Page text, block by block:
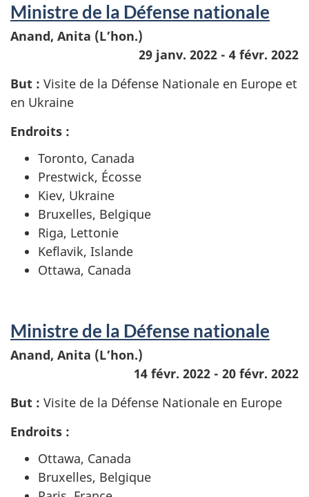
Ministre de la Défense nationale
Anand, Anita (L’hon.)
29 janv. 2022 - 4 févr. 2022
But : Visite de la Défense Nationale en Europe et
en Ukraine
Endroits :
Toronto, Canada
Prestwick, Écosse
Kiev, Ukraine
Bruxelles, Belgique
Riga, Lettonie
Keflavik, Islande
Ottawa, Canada
Ministre de la Défense nationale
Anand, Anita (L’hon.)
14 févr. 2022 - 20 févr. 2022
But : Visite de la Défense Nationale en Europe
Endroits :
Ottawa, Canada
Bruxelles, Belgique